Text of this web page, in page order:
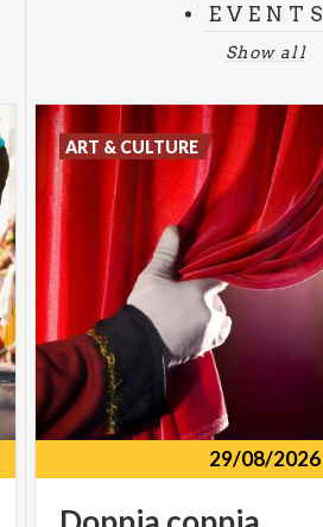
EVENTS
Show all
29/08/2026
ART & CULTURE